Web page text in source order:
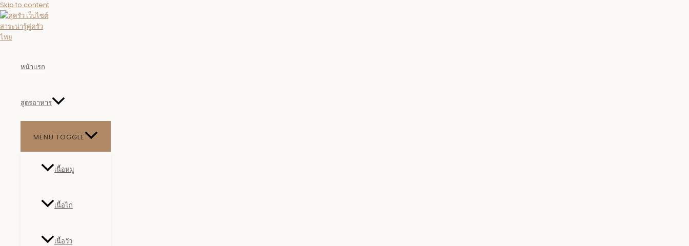
Skip to content
หน้าแรก
สูตรอาหาร
MENU TOGGLE
เนื้อหมู
เนื้อไก่
เนื้อวัว